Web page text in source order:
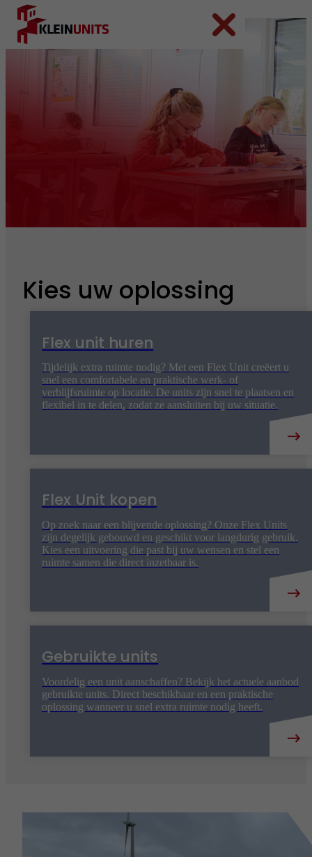
Ga naar hoofdinhoud
Kies uw oplossing
Flex unit huren
Tijdelijk extra ruimte nodig? Met een Flex Unit creëert u
snel een comfortabele en praktische werk- of
verblijfsruimte op locatie. De units zijn snel te plaatsen en
flexibel in te delen, zodat ze aansluiten bij uw situatie.
Flex Unit kopen
Op zoek naar een blijvende oplossing? Onze Flex Units
zijn degelijk gebouwd en geschikt voor langdurig gebruik.
Kies een uitvoering die past bij uw wensen en stel een
ruimte samen die direct inzetbaar is.
Gebruikte units
Voordelig een unit aanschaffen? Bekijk het actuele aanbod
gebruikte units. Direct beschikbaar en een praktische
oplossing wanneer u snel extra ruimte nodig heeft.